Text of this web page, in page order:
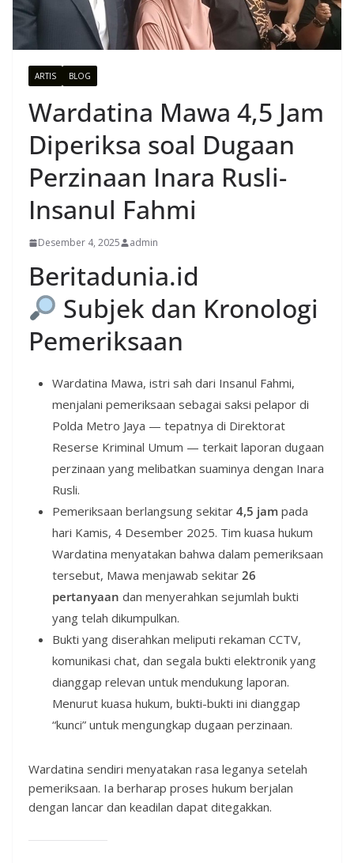
ARTIS BLOG
Wardatina Mawa 4,5 Jam
Diperiksa soal Dugaan
Perzinaan Inara Rusli-
Insanul Fahmi
Desember 4, 2025 admin
Beritadunia.id
Subjek dan Kronologi
Pemeriksaan
Wardatina Mawa, istri sah dari Insanul Fahmi,
menjalani pemeriksaan sebagai saksi pelapor di
Polda Metro Jaya — tepatnya di Direktorat
Reserse Kriminal Umum — terkait laporan dugaan
perzinaan yang melibatkan suaminya dengan Inara
Rusli.
Pemeriksaan berlangsung sekitar 4,5 jam pada
hari Kamis, 4 Desember 2025. Tim kuasa hukum
Wardatina menyatakan bahwa dalam pemeriksaan
tersebut, Mawa menjawab sekitar 26
pertanyaan dan menyerahkan sejumlah bukti
yang telah dikumpulkan.
Bukti yang diserahkan meliputi rekaman CCTV,
komunikasi chat, dan segala bukti elektronik yang
dianggap relevan untuk mendukung laporan.
Menurut kuasa hukum, bukti-bukti ini dianggap
“kunci” untuk mengungkap dugaan perzinaan.
Wardatina sendiri menyatakan rasa leganya setelah
pemeriksaan. Ia berharap proses hukum berjalan
dengan lancar dan keadilan dapat ditegakkan.